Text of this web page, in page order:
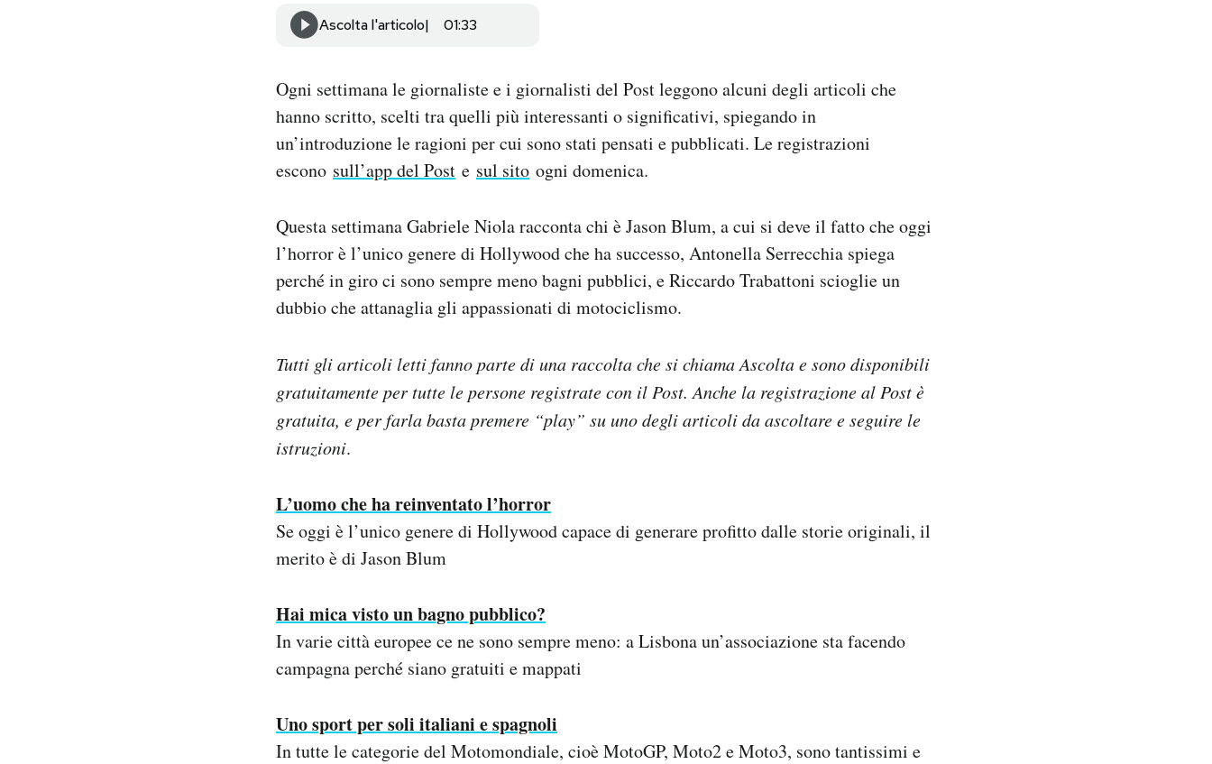
Ascolta l'articolo 01:33
Ogni settimana le giornaliste e i giornalisti del Post leggono alcuni degli articoli che
hanno scritto, scelti tra quelli più interessanti o significativi, spiegando in
un’introduzione le ragioni per cui sono stati pensati e pubblicati. Le registrazioni
escono sull’app del Post e sul sito ogni domenica.
Questa settimana Gabriele Niola racconta chi è Jason Blum, a cui si deve il fatto che oggi
l’horror è l’unico genere di Hollywood che ha successo, Antonella Serrecchia spiega
perché in giro ci sono sempre meno bagni pubblici, e Riccardo Trabattoni scioglie un
dubbio che attanaglia gli appassionati di motociclismo.
Tutti gli articoli letti fanno parte di una raccolta che si chiama Ascolta e sono disponibili
gratuitamente per tutte le persone registrate con il Post. Anche la registrazione al Post è
gratuita, e per farla basta premere “play” su uno degli articoli da ascoltare e seguire le
istruzioni.
L’uomo che ha reinventato l’horror
Se oggi è l’unico genere di Hollywood capace di generare profitto dalle storie originali, il
merito è di Jason Blum
Hai mica visto un bagno pubblico?
In varie città europee ce ne sono sempre meno: a Lisbona un’associazione sta facendo
campagna perché siano gratuiti e mappati
Uno sport per soli italiani e spagnoli
In tutte le categorie del Motomondiale, cioè MotoGP, Moto2 e Moto3, sono tantissimi e